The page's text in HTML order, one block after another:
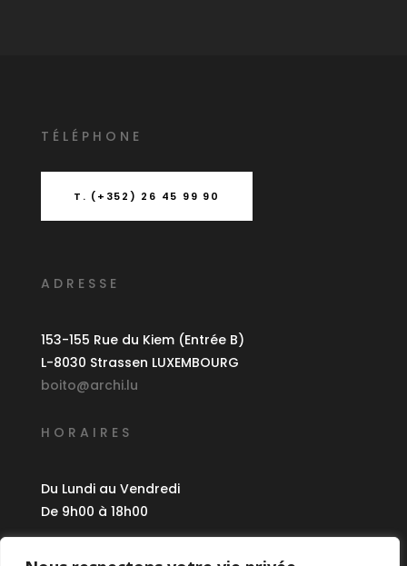
T É L É PHONE
T. (+352) 26 45 99 90
ADRESSE
153-155 Rue du Kiem (Entrée B)
L-8030 Strassen LUXEMBOURG
boito@archi.lu
HORAIRES
Du Lundi au Vendredi
De 9h00 à 18h00